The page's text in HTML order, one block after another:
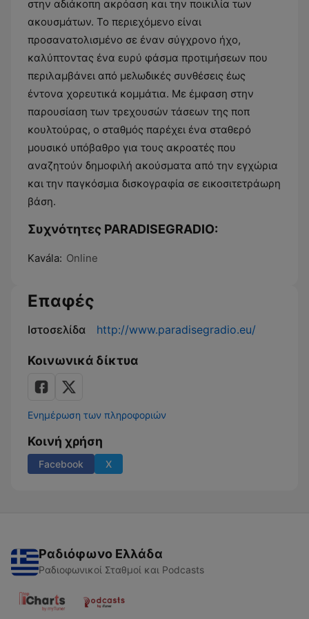
στην αδιάκοπη ακρόαση και την ποικιλία των
ακουσμάτων. Το περιεχόμενο είναι
προσανατολισμένο σε έναν σύγχρονο ήχο,
καλύπτοντας ένα ευρύ φάσμα προτιμήσεων που
περιλαμβάνει από μελωδικές συνθέσεις έως
έντονα χορευτικά κομμάτια. Με έμφαση στην
παρουσίαση των τρεχουσών τάσεων της ποπ
κουλτούρας, ο σταθμός παρέχει ένα σταθερό
μουσικό υπόβαθρο για τους ακροατές που
αναζητούν δημοφιλή ακούσματα από την εγχώρια
και την παγκόσμια δισκογραφία σε εικοσιτετράωρη
βάση.
Συχνότητες PARADISEGRADIO:
Kavála: Online
Επαφές
Ιστοσελίδα http://www.paradisegradio.eu/
Κοινωνικά δίκτυα
Ενημέρωση των πληροφοριών
Κοινή χρήση
Facebook X
Ραδιόφωνο Ελλάδα
Ραδιοφωνικοί Σταθμοί και Podcasts